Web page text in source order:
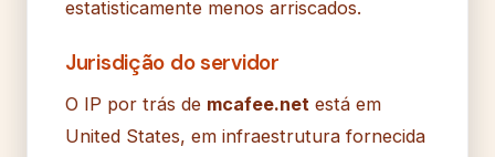
estatisticamente menos arriscados.
Jurisdição do servidor
O IP por trás de mcafee.net está em
United States, em infraestrutura fornecida